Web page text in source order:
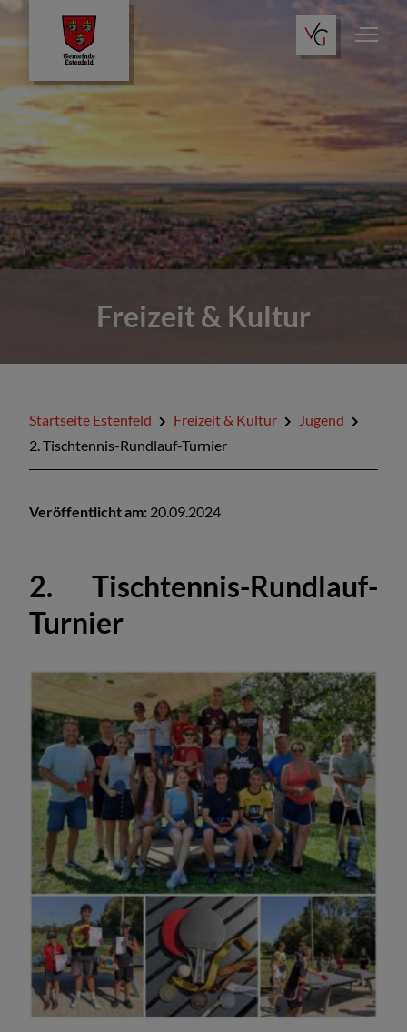
Freizeit & Kultur
Startseite Estenfeld Freizeit & Kultur
Jugend
2. Tischtennis-Rundlauf-Turnier
Veröffentlicht am: 20.09.2024
2. Tischtennis-Rundlauf-
Turnier